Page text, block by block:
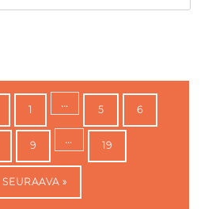
1 … 5 6
9 … 19
SEURAAVA »